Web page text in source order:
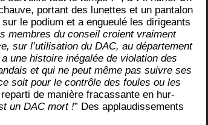
por­tant des lunettes et un pan­ta­lon
le podium et a engueu­lé les diri­geants
membres du conseil croient vrai­ment
sur l’utilisation du DAC, au dépar­te­ment
une his­toire inéga­lée de vio­la­tion des
et qui ne peut même pas suivre ses
soit pour le contrôle des foules ou les
de manière fra­cas­sante en hur­
un DAC mort !” Des applau­dis­se­ments